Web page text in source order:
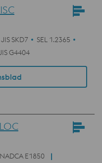
JIS SKD7
SEL 1.2365
G4404
NADCA E1850